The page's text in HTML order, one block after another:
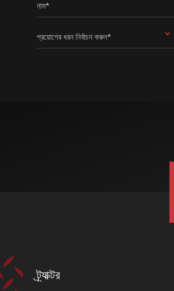
নাম*
প্রয়োগের ধরন নির্বাচন করুন*
ট্র্যাক্টর